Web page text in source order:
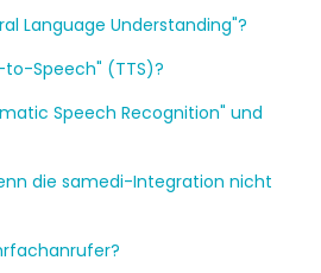
Language Understanding"?
Speech" (TTS)?
Speech Recognition" und
die samedi-Integration nicht